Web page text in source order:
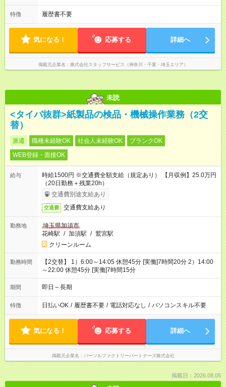
特徴 履歴書不要
気になる！ 応募する 詳細へ
掲載元企業名 株式会社スタッフサービス（神奈川・千葉・埼玉エリア）
未読
<タイパ抜群>紙製品の検品・機械操作業務（2交
替）
派遣 職種未経験OK 社会人未経験OK
ブランクOK
WEB登録・面接OK
給与
時給1500円 ※交通費全額支給（規定あり） 【月収例】25.0万円
（20日勤務＋残業20h）
交通費別途支給あり
交通費 交通費支給あり
勤務地
埼玉県加須市
花崎駅 / 加須駅 / 鷲宮駅
クリーンルーム
勤務時間
【2交替】 1）6:00～14:05 休憩45分 [実働]7時間20分 2）14:00
～22:00 休憩45分 [実働]7時間15分
期間 即日～長期
特徴 日払いOK / 履歴書不要 / 電話対応なし / パソコンスキル不要
気になる！ 応募する 詳細へ
掲載元企業名 パーソルファクトリーパートナーズ株式会社
掲載日：2026.08.05